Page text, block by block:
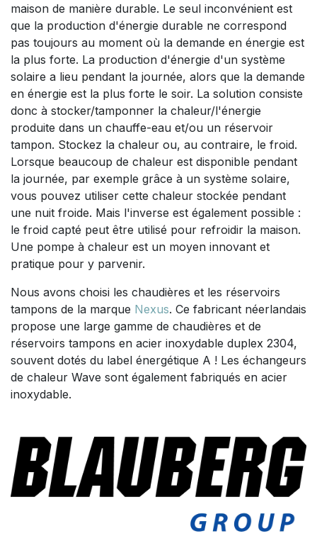
maison de manière durable. Le seul inconvénient est
que la production d'énergie durable ne correspond
pas toujours au moment où la demande en énergie est
la plus forte. La production d'énergie d'un système
solaire a lieu pendant la journée, alors que la demande
en énergie est la plus forte le soir. La solution consiste
donc à stocker/tamponner la chaleur/l'énergie
produite dans un chauffe-eau et/ou un réservoir
tampon. Stockez la chaleur ou, au contraire, le froid.
Lorsque beaucoup de chaleur est disponible pendant
la journée, par exemple grâce à un système solaire,
vous pouvez utiliser cette chaleur stockée pendant
une nuit froide. Mais l'inverse est également possible :
le froid capté peut être utilisé pour refroidir la maison.
Une pompe à chaleur est un moyen innovant et
pratique pour y parvenir.
Nous avons choisi les chaudières et les réservoirs
tampons de la marque Nexus. Ce fabricant néerlandais
propose une large gamme de chaudières et de
réservoirs tampons en acier inoxydable duplex 2304,
souvent dotés du label énergétique A ! Les échangeurs
de chaleur Wave sont également fabriqués en acier
inoxydable.